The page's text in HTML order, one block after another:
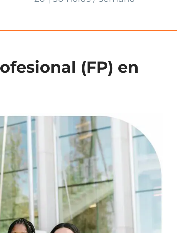
(FP) en